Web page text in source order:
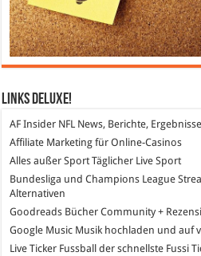
Links DeLuXe!
AF Insider NFL News, Berichte,
Affiliate Marketing für Online-Casinos
Alles außer SportTäglicher Live Sport
Bundesliga und Champions League
Alternativen
Goodreads Bücher Community +
Google Music Musik hochladen und auf
Live Ticker Fussball
der schnellste Fussi